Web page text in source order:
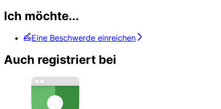
Ich möchte...
Eine Beschwerde einreichen
Auch registriert bei